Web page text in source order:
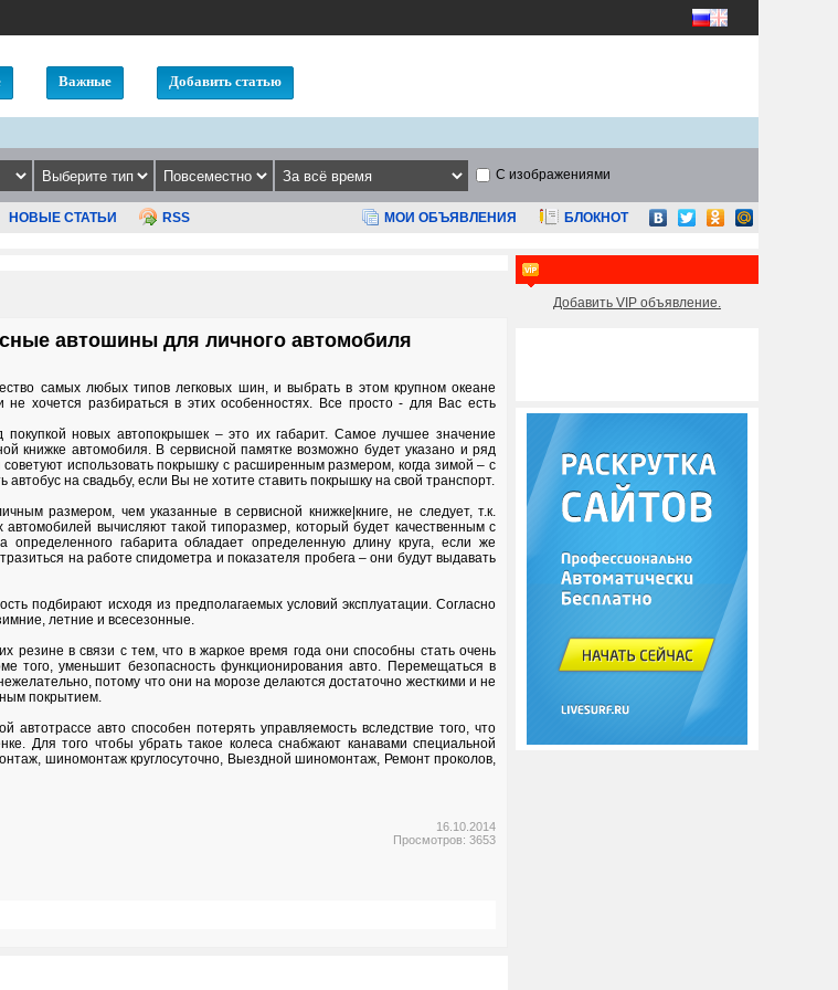
Важные Добавить статью
С изображениями
НОВЫЕ СТАТЬИ RSS МОИ ОБЪЯВЛЕНИЯ БЛОКНОТ
автошины для личного автомобиля
самых любых типов легковых шин, и выбрать в этом крупном океане
хочется разбираться в этих особенностях. Все просто - для Вас есть
новых автопокрышек – это их габарит. Самое лучшее значение
книжке автомобиля. В сервисной памятке возможно будет указано и ряд
использовать покрышку с расширенным размером, когда зимой – с
автобус на свадьбу, если Вы не хотите ставить покрышку на свой транспорт.
размером, чем указанные в сервисной книжке|книге, не следует, т.к.
вычисляют такой типоразмер, который будет качественным с
определенного габарита обладает определенную длину круга, если же
на работе спидометра и показателя пробега – они будут выдавать
подбирают исходя из предполагаемых условий эксплуатации. Согласно
летние и всесезонные.
резине в связи с тем, что в жаркое время года они способны стать очень
того, уменьшит безопасность функционирования авто. Перемещаться в
потому что они на морозе делаются достаточно жесткими и не
покрытием.
авто способен потерять управляемость вследствие того, что
Для того чтобы убрать такое колеса снабжают канавами специальной
шиномонтаж круглосуточно, Выездной шиномонтаж, Ремонт проколов,
16.10.2014
Просмотров: 3653
Добавить VIP объявление.